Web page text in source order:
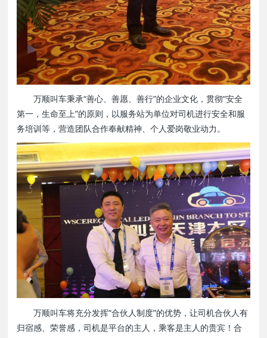
万顺叫车秉承“善心、善愿、善行”的企业文化，贯彻“安全
第一，生命至上”的原则，以服务站为单位对司机进行安全和服
务培训等，营造团队合作奉献精神、个人爱岗敬业动力。
万顺叫车将充分发挥“合伙人制度”的优势，让司机合伙人有
归宿感、荣誉感，司机是平台的主人，乘客是主人的贵宾！合